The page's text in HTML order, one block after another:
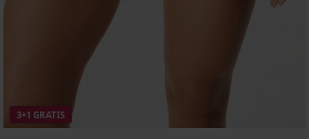
3+1 GRATIS